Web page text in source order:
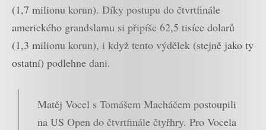
(1,7 milionu korun). Díky postupu do čtvrtfinále
amerického grandslamu si připíše 62,5 tisíce dolarů
(1,3 milionu korun), i když tento výdělek (stejně jako ty
ostatní) podlehne dani.
Matěj Vocel s Tomášem Macháčem postoupili
na US Open do čtvrtfinále čtyřhry. Pro Vocela